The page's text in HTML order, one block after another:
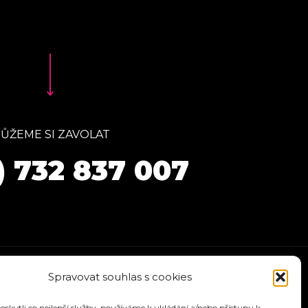
Spravovat souhlas s cookies
SI ZAVOLAT
732 837 007